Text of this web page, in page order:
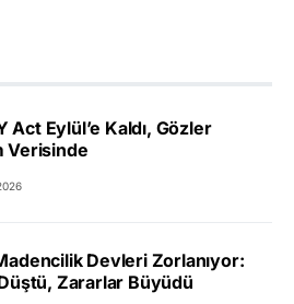
Act Eylül’e Kaldı, Gözler
Verisinde
Devleri Zorlanıyor:
Zararlar Büyüdü